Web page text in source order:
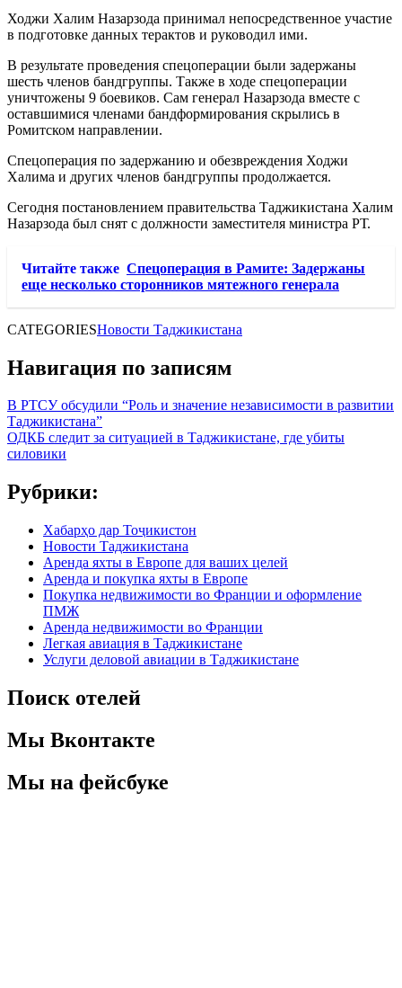
Ходжи Халим Назарзода принимал непосредственное участие
в подготовке данных терактов и руководил ими.
В результате проведения спецоперации были задержаны
шесть членов бандгруппы. Также в ходе спецоперации
уничтожены 9 боевиков. Сам генерал Назарзода вместе с
оставшимися членами бандформирования скрылись в
Ромитском направлении.
Спецоперация по задержанию и обезвреждения Ходжи
Халима и других членов бандгруппы продолжается.
Сегодня постановлением правительства Таджикистана Халим
Назарзода был снят с должности заместителя министра РТ.
Читайте также Спецоперация в Рамите: Задержаны
еще несколько сторонников мятежного генерала
CATEGORIESНовости Таджикистана
Навигация по записям
В РТСУ обсудили “Роль и значение независимости в развитии
Таджикистана”
ОДКБ следит за ситуацией в Таджикистане, где убиты
силовики
Рубрики:
Хабарҳо дар Тоҷикистон
Новости Таджикистана
Аренда яхты в Европе для ваших целей
Аренда и покупка яхты в Европе
Покупка недвижимости во Франции и оформление
ПМЖ
Аренда недвижимости во Франции
Легкая авиация в Таджикистане
Услуги деловой авиации в Таджикистане
Поиск отелей
Мы Вконтакте
Мы на фейсбуке